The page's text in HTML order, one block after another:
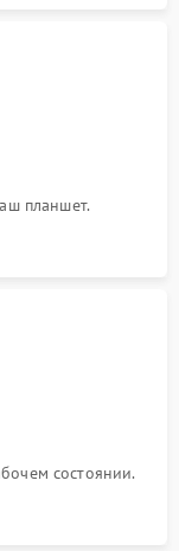
планшет.
состоянии.